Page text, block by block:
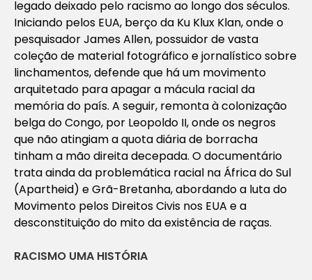
legado deixado pelo racismo ao longo dos séculos.
Iniciando pelos EUA, berço da Ku Klux Klan, onde o
pesquisador James Allen, possuidor de vasta
coleção de material fotográfico e jornalístico sobre
linchamentos, defende que há um movimento
arquitetado para apagar a mácula racial da
memória do país. A seguir, remonta à colonização
belga do Congo, por Leopoldo II, onde os negros
que não atingiam a quota diária de borracha
tinham a mão direita decepada. O documentário
trata ainda da problemática racial na África do Sul
(Apartheid) e Grã-Bretanha, abordando a luta do
Movimento pelos Direitos Civis nos EUA e a
desconstituição do mito da existência de raças.
RACISMO UMA HISTÓRIA